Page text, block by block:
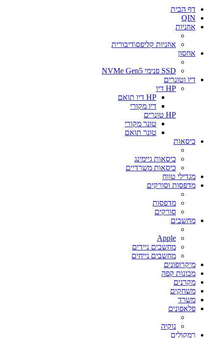
דף הבית
QIN
אוזניות
אוזניות קליפס\דיבורית
אחסון
SSD פנימי NVMe Gen5
דיו וטונרים
HP דיו
HP דיו תואם
דיו מקורי
HP טונרים
טונר מקורי
טונר תואם
כיסאות
כיסאות גיימינג
כיסאות משרדיים
מגדילי טווח
מדפסות וסורקים
מדפסות
סורקים
מחשבים
Apple
מחשבים ניידים
מחשבים נייחים
מיקרופונים
מכונות קפה
מקרנים
משחקים
משרד
פלאפונים
נוקיה
רמקולים